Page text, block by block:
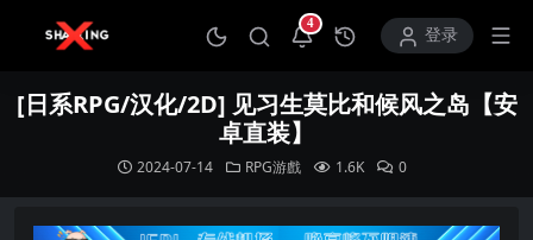
4
打开通知中心登录
[日系RPG/汉化/2D] 见习生莫比和候风之岛【安
卓直装】
2024-07-14 RPG游戲 1.6K 0